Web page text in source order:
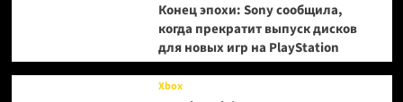
Конец эпохи: Sony сообщила,
когда прекратит выпуск дисков
для новых игр на PlayStation
Xbox